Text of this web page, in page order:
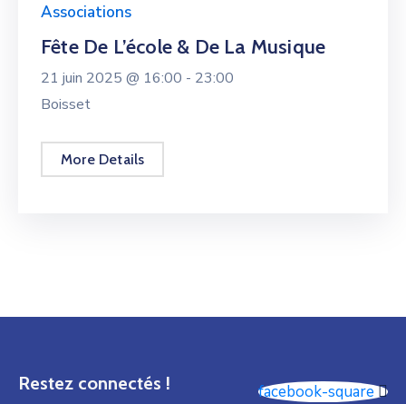
Associations
Fête De L’école & De La Musique
21 juin 2025 @ 16:00 - 23:00
Boisset
More Details
Restez connectés ! facebook-square